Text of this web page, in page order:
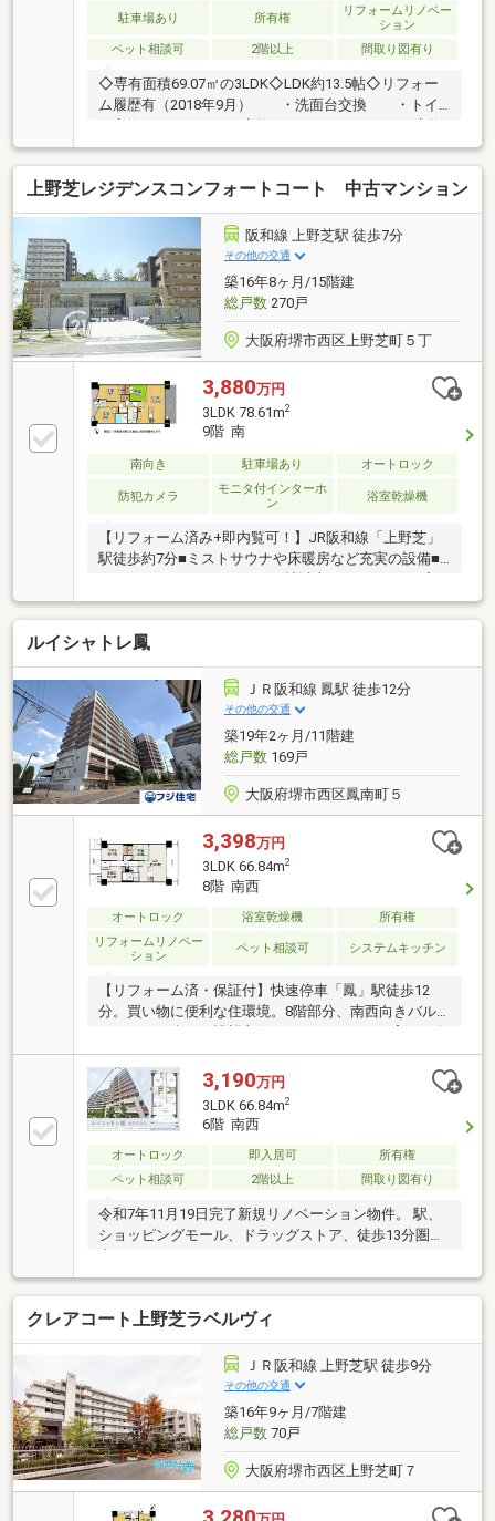
駐車場あり 所有権
リフォームリノベー
ション
ペット相談可
2階以上 間取り図有り
◇専有面積69.07㎡の3LDK◇LDK約13.5帖◇リフォー
ム履歴有（2018年9月） ・洗面台交換 ・トイ
上野芝レジデンスコンフォートコート 中古マンション
阪和線 上野芝駅 徒歩7分
その他の交通
築16年8ヶ月/15階建
総戸数270戸
大阪府堺市西区上野芝町５丁
3,880万円
3LDK 78.61m2
9階 南
南向き 駐車場あり オートロック
防犯カメラ
モニタ付インターホ
ン
浴室乾燥機
【リフォーム済み+即内覧可！】JR阪和線「上野芝」
駅徒歩約7分■ミストサウナや床暖房など充実の設備■
備で防犯面も配慮
ルイシャトレ鳳
ＪＲ阪和線 鳳駅 徒歩12分
その他の交通
築19年2ヶ月/11階建
総戸数169戸
大阪府堺市西区鳳南町５
3,398万円
3LDK 66.84m2
8階 南西
オートロック 浴室乾燥機
所有権
リフォームリノベー
ション
ペット相談可 システムキッチン
【リフォーム済・保証付】快速停車「鳳」駅徒歩12
分。買い物に便利な住環境。8階部分、南西向きバル
コニーで日当り・眺望良好な3LDK。ペット飼育可（条
件付）・安心のオートロック＆宅配ボックス完備。
3,190万円
3LDK 66.84m2
6階 南西
オートロック 即入居可
所有権
ペット相談可
2階以上 間取り図有り
令和7年11月19日完了新規リノベーション物件。 駅、
ショッピングモール、ドラッグストア、徒歩13分圏
クレアコート上野芝ラベルヴィ
ＪＲ阪和線 上野芝駅 徒歩9分
その他の交通
築16年9ヶ月/7階建
総戸数70戸
大阪府堺市西区上野芝町７